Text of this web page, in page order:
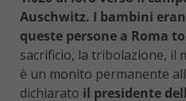
Auschwitz. I bambini
queste persone a Roma
sacrificio, la tribolazione, il
è un monito permanente
dichiarato il presidente